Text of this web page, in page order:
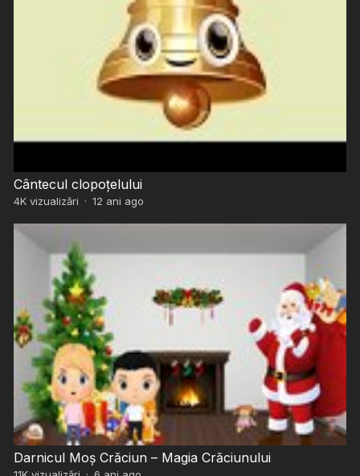
Cântecul clopoțelului
4Kvizualizări · 12 ani ago
Darnicul Moș Crăciun – Magia Crăciunului